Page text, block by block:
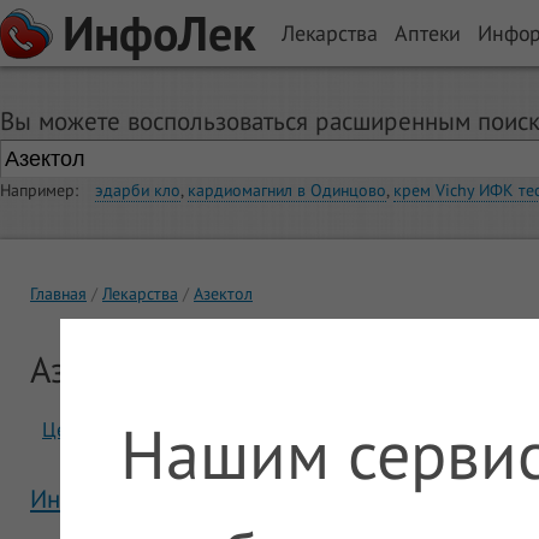
ИнфоЛек Лекарства Аптеки
Вы можете воспользоваться расширенным
Например: эдарби кло, кардиомагнил в Одинцово, крем Vichy ИФК
Главная Лекарства Азектол
Азектол
Цены Отзывы
Инструкция Азектол
Нашим